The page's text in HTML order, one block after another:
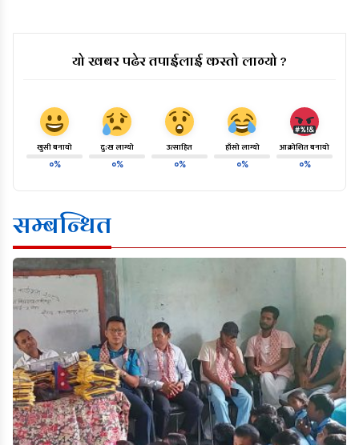
यो खबर पढेर तपाईलाई कस्तो लाग्यो ?
खुसी बनायो
०%
दु:ख लाग्यो
०%
उत्साहित
०%
हाँसो लाग्यो
०%
आक्रोशित बनायो
०%
सम्बन्धित